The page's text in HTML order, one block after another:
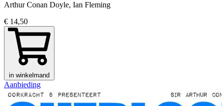
Arthur Conan Doyle, Ian Fleming
€ 14,50
in winkelmand
Aanbieding